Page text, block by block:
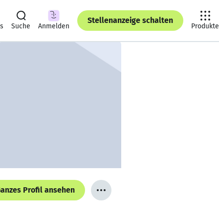
Suche Anmelden
Stellenanzeige schalten
Produkte
Profil ansehen